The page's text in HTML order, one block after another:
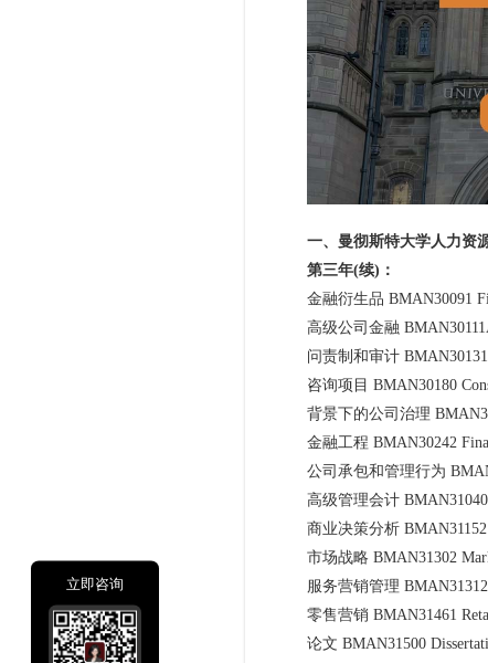
一、曼彻斯特大学人力资
第三年(续)：
金融衍生品 BMAN30091
高级公司金融 BMAN30111A
问责制和审计 BMAN30131
咨询项目 BMAN30180
背景下的公司治理
金融工程 BMAN30242
公司承包和管理行为
高级管理会计 BMAN31040
商业决策分析 BMAN31152
市场战略 BMAN31302
服务营销管理 BMAN31312
零售营销 BMAN31461
论文 BMAN31500
立即咨询